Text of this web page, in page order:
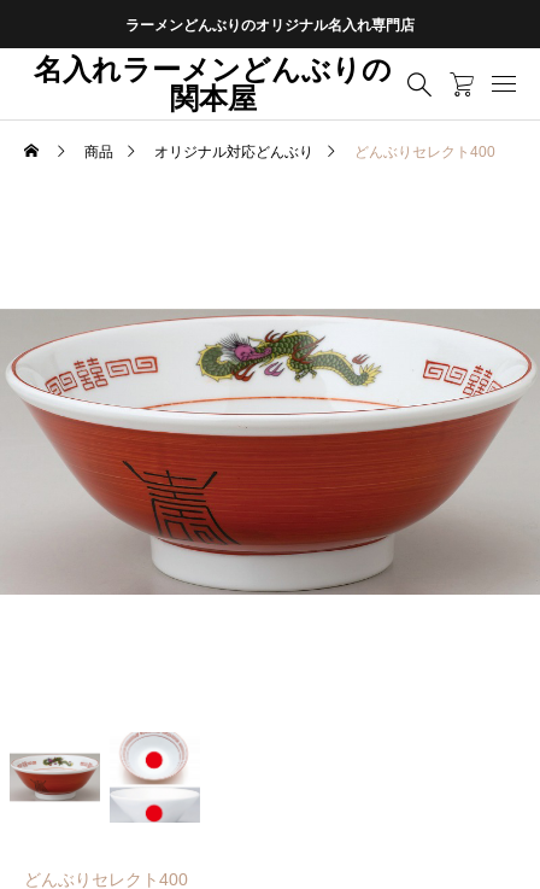
ラーメンどんぶりのオリジナル名入れ専門店
名入れラーメンどんぶりの
関本屋
商品 オリジナル対応どんぶり どんぶりセレクト400
どんぶりセレクト400